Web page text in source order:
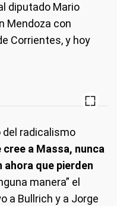
diputado Mario
Mendoza con
Corrientes, y hoy
del radicalismo
cree a Massa, nunca
ahora que pierden
manera” el
a Bullrich y a Jorge